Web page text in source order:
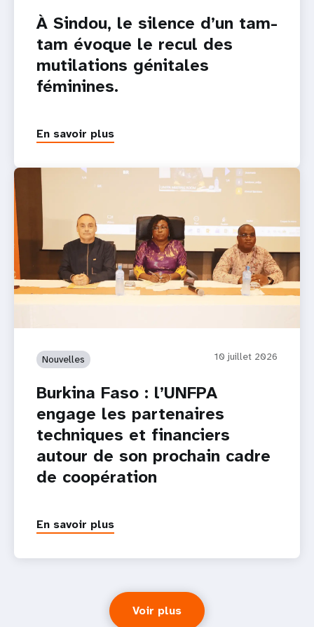
À Sindou, le silence d’un tam-
tam évoque le recul des
mutilations génitales
féminines.
En savoir plus
Nouvelles 10 juillet 2026
Burkina Faso : l’UNFPA
engage les partenaires
techniques et financiers
autour de son prochain cadre
de coopération
En savoir plus
Voir plus